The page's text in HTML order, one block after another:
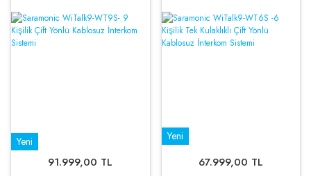
Yeni
91.999,00 TL
Yeni
67.999,00 TL